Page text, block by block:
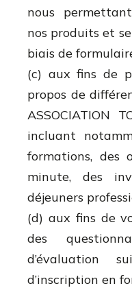
nous
nos produits et
biais de
(c) aux fins de
propos de
ASSOCIATION
incluant
formations, des
minute, des
déjeuners
(d) aux fins de
des
d’évaluation
d’inscription en